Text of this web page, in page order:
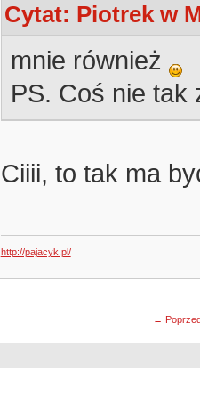
Cytat: Piotrek w
mnie również
PS. Coś nie tak
Ciiii, to tak ma
http://pajacyk.pl/
←